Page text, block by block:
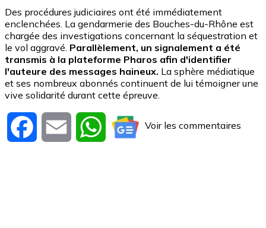
Des procédures judiciaires ont été immédiatement
enclenchées. La gendarmerie des Bouches-du-Rhône est
chargée des investigations concernant la séquestration et
le vol aggravé. Parallèlement, un signalement a été
transmis à la plateforme Pharos afin d'identifier
l'auteure des messages haineux. La sphère médiatique
et ses nombreux abonnés continuent de lui témoigner une
vive solidarité durant cette épreuve.
Facebook Email WhatsAppVoir les commentaires